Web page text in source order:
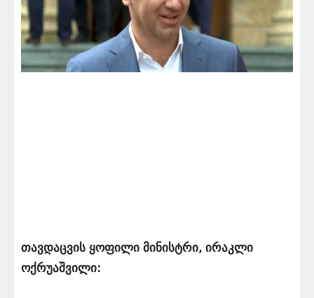
თავდაცვის ყოფილი მინისტრი, ირაკლი
ოქრუაშვილი: